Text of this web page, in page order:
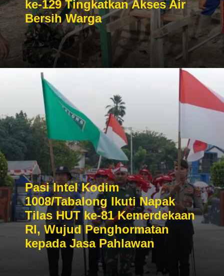
ke-129 Tingkatkan Akses Air
Bersih Warga
Pasi Intel Kodim
1008/Tabalong Ikuti Napak
Tilas HUT ke-81 Kemerdekaan
RI, Wujud Penghormatan
kepada Jasa Pahlawan